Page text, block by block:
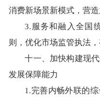
消费新场景新模式，营造
3.服务和融入全国
则，优化市场监管执法
十一、加快构建现
发展保障能力
1.完善内畅外联的